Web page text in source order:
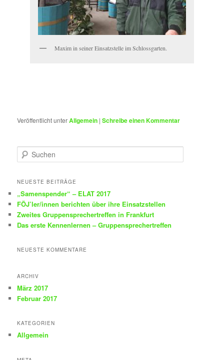
Maxim in seiner Einsatzstelle im Schlossgarten.
Veröffentlicht unterAllgemein |Schreibe einen Kommentar
u
h
n
NEUESTE BEITRÄGE
„Samenspender“ – ELAT 2017
FÖJ’ler/innen berichten über ihre Einsatzstellen
Zweites Gruppensprechertreffen in Frankfurt
Das erste Kennenlernen – Gruppensprechertreffen
NEUESTE KOMMENTARE
ARCHIV
März 2017
Februar 2017
KATEGORIEN
Allgemein